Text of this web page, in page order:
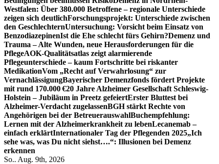
Westfalen: Über 380.000 Betroffene – regionale Unterschiede
zeigen sich deutlichForschungsprojekt: Unterschiede zwischen
den GeschlechternUntersuchung: Vorsicht beim Einsatz von
BenzodiazepinenIst die Ehe schlecht fürs Gehirn?Demenz und
Trauma – Alte Wunden, neue Herausforderungen für die
PflegeAOK-Qualitätsatlas zeigt alarmierende
Pflegeunterschiede – kaum Fortschritte bei riskanter
MedikationVom „Recht auf Verwahrlosung“ zur
VernachlässigungBayerischer Demenzfonds fördert Projekte
mit rund 170.000 €20 Jahre Alzheimer Gesellschaft Schleswig-
Holstein – Jubiläum in Preetz gefeiertErster Bluttest bei
Alzheimer-Verdacht zugelassenBGH stärkt Rechte von
Angehörigen bei der BetreuerauswahlBuchempfehlung:
Lernen mit der Alzheimerkrankheit zu lebenLecanemab –
einfach erklärtInternationaler Tag der Pflegenden 2025„Ich
sehe was, was Du nicht siehst….“: Illusionen bei Demenz
erkennen
So.. Aug. 9th, 2026